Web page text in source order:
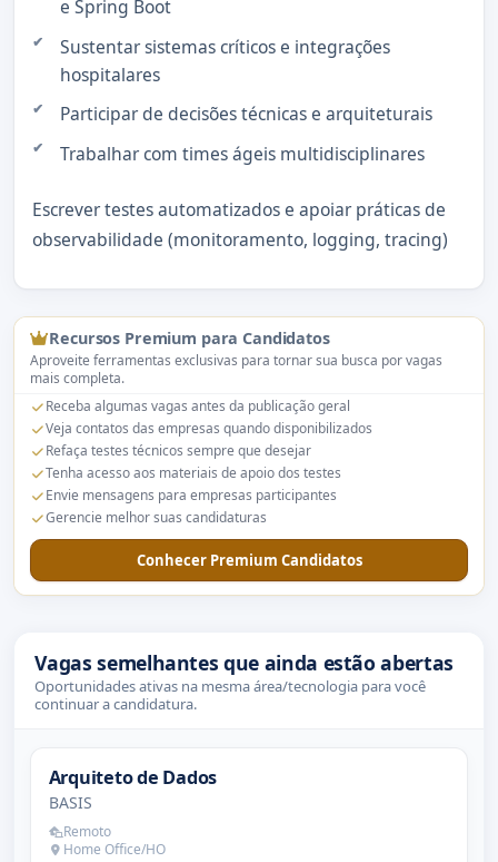
e Spring Boot
Sustentar sistemas críticos e integrações
hospitalares
Participar de decisões técnicas e arquiteturais
Trabalhar com times ágeis multidisciplinares
Escrever testes automatizados e apoiar práticas de
observabilidade (monitoramento, logging, tracing)
Recursos Premium para Candidatos
Aproveite ferramentas exclusivas para tornar sua busca por vagas
mais completa.
Receba algumas vagas antes da publicação geral
Veja contatos das empresas quando disponibilizados
Refaça testes técnicos sempre que desejar
Tenha acesso aos materiais de apoio dos testes
Envie mensagens para empresas participantes
Gerencie melhor suas candidaturas
Conhecer Premium Candidatos
Vagas semelhantes que ainda estão abertas
Oportunidades ativas na mesma área/tecnologia para você
continuar a candidatura.
Arquiteto de Dados
BASIS
Remoto
Home Office/HO